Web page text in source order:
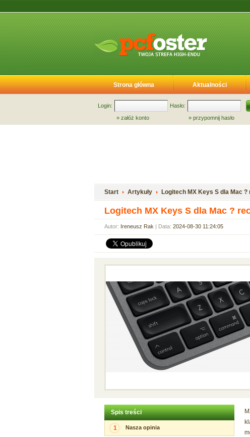
Strona główna Aktualności
Login:
Hasło:
» załóż konto » przypomnij hasło
Start Artykuły Logitech MX Keys S dla Mac
Logitech MX Keys S dla Mac ?
Autor: Ireneusz Rak | Data: 2024-08-30 11:24:05
Spis treści
1 Nasza opinia